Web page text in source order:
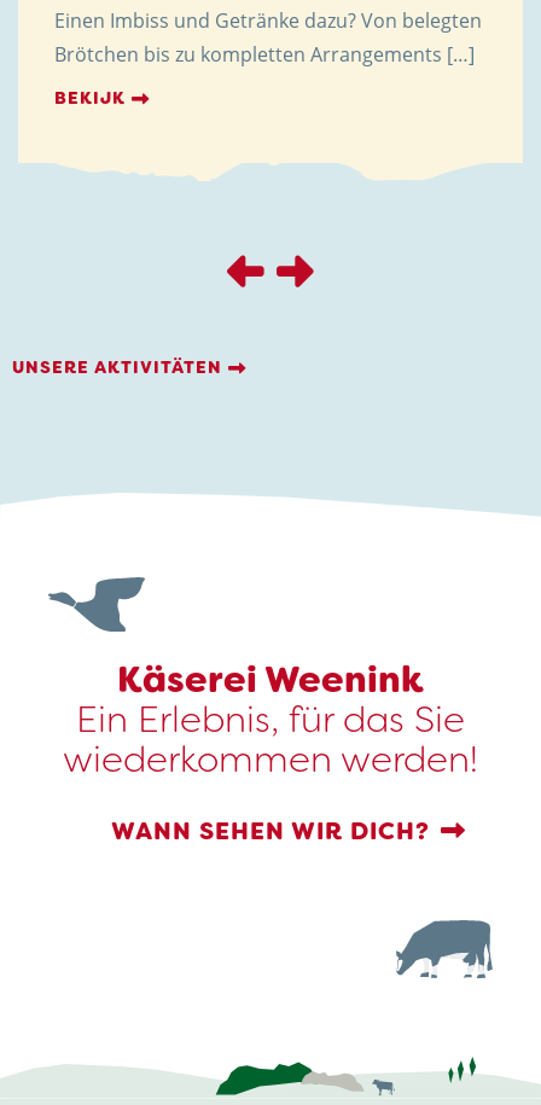
Einen Imbiss und Getränke dazu? Von belegten
Brötchen bis zu kompletten Arrangements […]
BEKIJK
UNSERE AKTIVITÄTEN
Käserei Weenink
Ein Erlebnis, für das Sie
wiederkommen werden!
WANN SEHEN WIR DICH?